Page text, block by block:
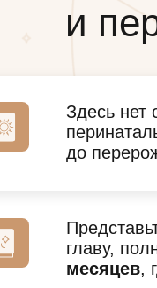
и
Здесь нет
до
главу,
месяцев,